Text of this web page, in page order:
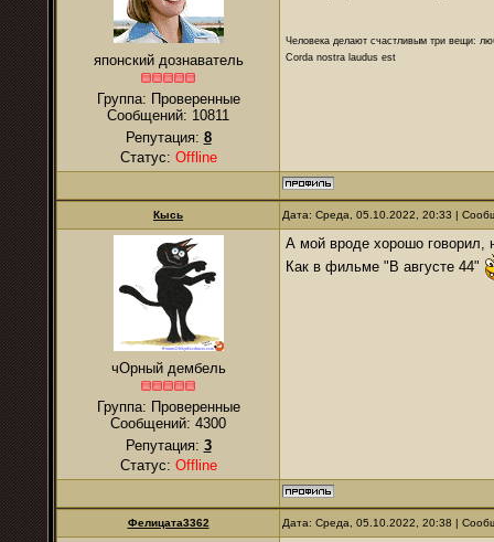
японский дознаватель
Группа: Проверенные
Сообщений: 10811
Репутация: 8
Статус: Offline
Человека делают счастливым три вещи:
Corda nostra laudus est
Кысь Дата: Среда, 05.10.2022, 20:33 |
чОрный дембель
Группа: Проверенные
Сообщений: 4300
Репутация: 3
Статус: Offline
А мой вроде хорошо говорил,
Как в фильме "В августе 44"
Фелицата3362 Дата: Среда, 05.10.2022, 20:38 |